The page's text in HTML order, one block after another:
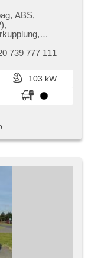
ABS,
El.
přední
739 777 111
103 kW